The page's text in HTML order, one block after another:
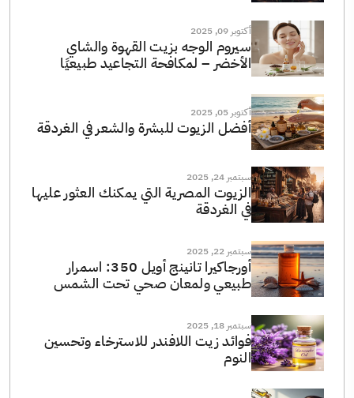
أكتوبر 09, 2025
سيروم الوجه بزيت القهوة والشاي
الأخضر – لمكافحة التجاعيد طبيعيًا
أكتوبر 05, 2025
أفضل الزيوت للبشرة والشعر في الغردقة
سبتمبر 24, 2025
الزيوت المصرية التي يمكنك العثور عليها
في الغردقة
سبتمبر 22, 2025
أورجاكيرا تانينج أويل 350: اسمرار
طبيعي ولمعان صحي تحت الشمس
سبتمبر 18, 2025
فوائد زيت اللافندر للاسترخاء وتحسين
النوم